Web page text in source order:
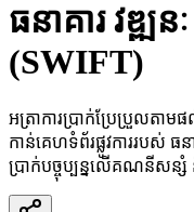
ធនាគារ វឌ្ឍនៈ
(SWIFT)
អត្រាការប្រាក់ប្រែប្រួលត
កាន់គេហទំព័រផ្លូវការរបស់ ធ
ប្រាក់បច្ចុប្បន្នលើគណនីសន្សំ